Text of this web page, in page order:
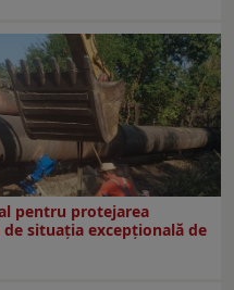
pentru protejarea
situația excepțională de